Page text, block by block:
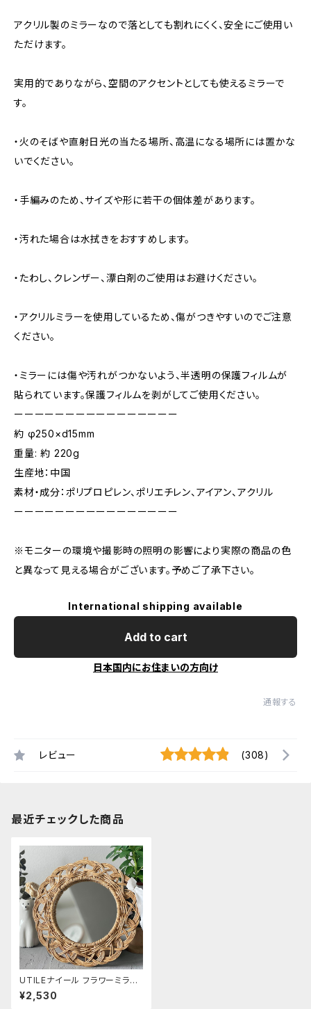
アクリル製のミラーなので落としても割れにくく、安全にご使用い
ただけます。
実用的でありながら、空間のアクセントとしても使えるミラーで
す。
・火のそばや直射日光の当たる場所、高温になる場所には置かな
いでください。
・手編みのため、サイズや形に若干の個体差があります。
・汚れた場合は水拭きをおすすめします。
・たわし、クレンザー、漂白剤のご使用はお避けください。
・アクリルミラーを使用しているため、傷がつきやすいのでご注意
ください。
・ミラーには傷や汚れがつかないよう、半透明の保護フィルムが
貼られています。保護フィルムを剥がしてご使用ください。
ーーーーーーーーーーーーーーーー
約 φ250×d15mm
重量: 約 220g
生産地：中国
素材・成分：ポリプロピレン、ポリエチレン、アイアン、アクリル
ーーーーーーーーーーーーーーーー
※モニターの環境や撮影時の照明の影響により実際の商品の色
と異なって見える場合がございます。予めご了承下さい。
International shipping available
Add to cart
日本国内にお住まいの方向け
通報する
レビュー (308)
最近チェックした商品
UTILEナイール フラワーミラー
Sサイズ
¥2,530